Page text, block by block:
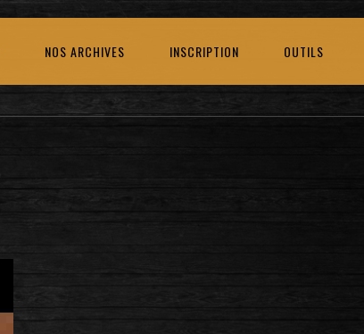
NOS ARCHIVES INSCRIPTION OUTILS